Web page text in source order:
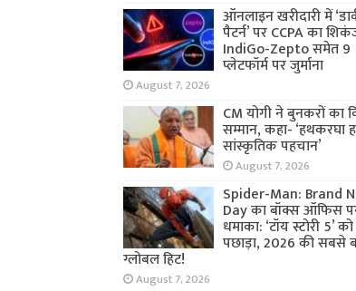
ऑनलाइन खरीदारी में
पैटर्न’ पर CCPA का
IndiGo-Zepto समेत 9
प्लेटफॉर्म पर जुर्माना
August 7, 2026
CM योगी ने बुनकरों का
सम्मान, कहा- ‘हथकरघा
सांस्कृतिक पहचान’
August 7, 2026
Spider-Man: Brand
Day का बॉक्स ऑफिस
धमाका: ‘टॉय स्टोरी 5’ को
पछाड़ा, 2026 की सबसे
ग्लोबल हिट!
August 7, 2026